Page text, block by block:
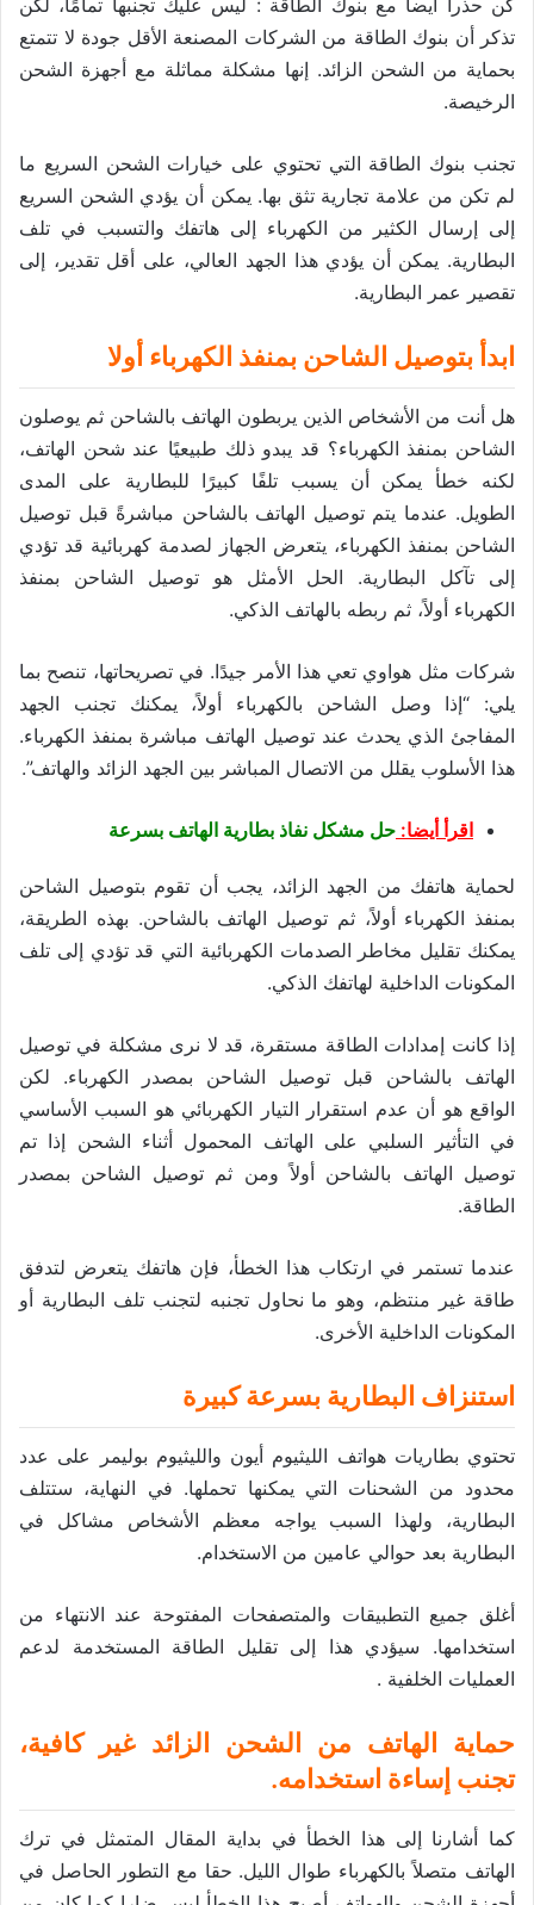
تذكر أن بنوك الطاقة من الشركات المصنعة الأقل جودة لا تتمتع
بحماية من الشحن الزائد. إنها مشكلة مماثلة مع أجهزة الشحن
الرخيصة.
تجنب بنوك الطاقة التي تحتوي على خيارات الشحن السريع ما
لم تكن من علامة تجارية تثق بها. يمكن أن يؤدي الشحن السريع
إلى إرسال الكثير من الكهرباء إلى هاتفك والتسبب في تلف
البطارية. يمكن أن يؤدي هذا الجهد العالي، على أقل تقدير، إلى
تقصير عمر البطارية.
ابدأ بتوصيل الشاحن بمنفذ الكهرباء أولا
هل أنت من الأشخاص الذين يربطون الهاتف بالشاحن ثم يوصلون
الشاحن بمنفذ الكهرباء؟ قد يبدو ذلك طبيعيًا عند شحن الهاتف،
لكنه خطأ يمكن أن يسبب تلفًا كبيرًا للبطارية على المدى
الطويل. عندما يتم توصيل الهاتف بالشاحن مباشرةً قبل توصيل
الشاحن بمنفذ الكهرباء، يتعرض الجهاز لصدمة كهربائية قد تؤدي
إلى تآكل البطارية. الحل الأمثل هو توصيل الشاحن بمنفذ
الكهرباء أولاً، ثم ربطه بالهاتف الذكي.
شركات مثل هواوي تعي هذا الأمر جيدًا. في تصريحاتها، تنصح بما
يلي: “إذا وصل الشاحن بالكهرباء أولاً، يمكنك تجنب الجهد
المفاجئ الذي يحدث عند توصيل الهاتف مباشرة بمنفذ الكهرباء.
هذا الأسلوب يقلل من الاتصال المباشر بين الجهد الزائد والهاتف”.
اقرأ أيضا: حل مشكل نفاذ بطارية الهاتف بسرعة
لحماية هاتفك من الجهد الزائد، يجب أن تقوم بتوصيل الشاحن
بمنفذ الكهرباء أولاً، ثم توصيل الهاتف بالشاحن. بهذه الطريقة،
يمكنك تقليل مخاطر الصدمات الكهربائية التي قد تؤدي إلى تلف
المكونات الداخلية لهاتفك الذكي.
إذا كانت إمدادات الطاقة مستقرة، قد لا نرى مشكلة في توصيل
الهاتف بالشاحن قبل توصيل الشاحن بمصدر الكهرباء. لكن
الواقع هو أن عدم استقرار التيار الكهربائي هو السبب الأساسي
في التأثير السلبي على الهاتف المحمول أثناء الشحن إذا تم
توصيل الهاتف بالشاحن أولاً ومن ثم توصيل الشاحن بمصدر
الطاقة.
عندما تستمر في ارتكاب هذا الخطأ، فإن هاتفك يتعرض لتدفق
طاقة غير منتظم، وهو ما نحاول تجنبه لتجنب تلف البطارية أو
المكونات الداخلية الأخرى.
استنزاف البطارية بسرعة كبيرة
تحتوي بطاريات هواتف الليثيوم أيون والليثيوم بوليمر على عدد
محدود من الشحنات التي يمكنها تحملها. في النهاية، ستتلف
البطارية، ولهذا السبب يواجه معظم الأشخاص مشاكل في
البطارية بعد حوالي عامين من الاستخدام.
أغلق جميع التطبيقات والمتصفحات المفتوحة عند الانتهاء من
استخدامها. سيؤدي هذا إلى تقليل الطاقة المستخدمة لدعم
العمليات الخلفية .
حماية الهاتف من الشحن الزائد غير كافية،
تجنب إساءة استخدامه.
كما أشارنا إلى هذا الخطأ في بداية المقال المتمثل في ترك
الهاتف متصلاً بالكهرباء طوال الليل. حقا مع التطور الحاصل في